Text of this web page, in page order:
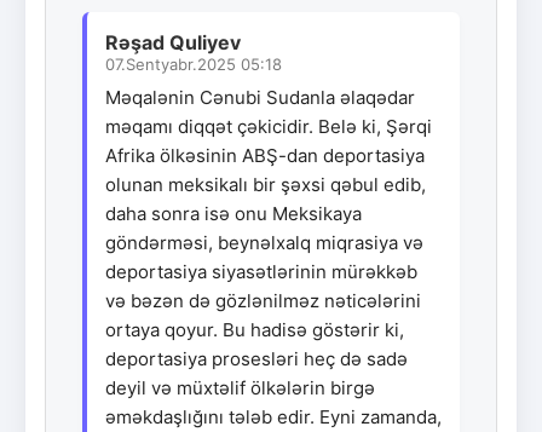
Rəşad Quliyev
07.Sentyabr.2025 05:18
Məqalənin Cənubi Sudanla əlaqədar
məqamı diqqət çəkicidir. Belə ki, Şərqi
Afrika ölkəsinin ABŞ-dan deportasiya
olunan meksikalı bir şəxsi qəbul edib,
daha sonra isə onu Meksikaya
göndərməsi, beynəlxalq miqrasiya və
deportasiya siyasətlərinin mürəkkəb
və bəzən də gözlənilməz nəticələrini
ortaya qoyur. Bu hadisə göstərir ki,
deportasiya prosesləri heç də sadə
deyil və müxtəlif ölkələrin birgə
əməkdaşlığını tələb edir. Eyni zamanda,